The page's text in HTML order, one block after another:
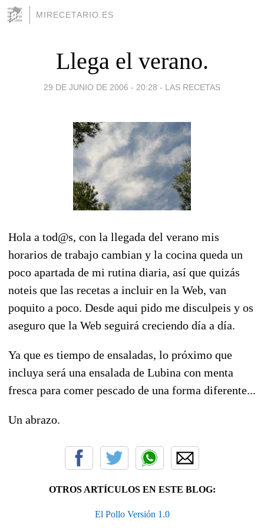
MIRECETARIO.ES
Llega el verano.
29 DE JUNIO DE 2006 - 20:28 - LAS RECETAS
Hola a tod@s, con la llegada del verano mis
horarios de trabajo cambian y la cocina queda un
poco apartada de mi rutina diaria, así que quizás
noteis que las recetas a incluir en la Web, van
poquito a poco. Desde aqui pido me disculpeis y os
aseguro que la Web seguirá creciendo día a día.
Ya que es tiempo de ensaladas, lo próximo que
incluya será una ensalada de Lubina con menta
fresca para comer pescado de una forma diferente...
Un abrazo.
OTROS ARTÍCULOS EN ESTE BLOG:
El Pollo Versión 1.0